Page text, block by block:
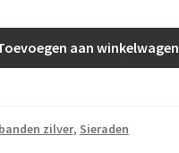
aan winkelwagen
zilver, Sieraden